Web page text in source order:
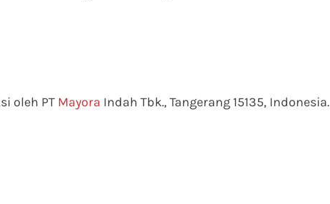
oleh PT Mayora Indah Tbk., Tangerang 15135, Indonesia.